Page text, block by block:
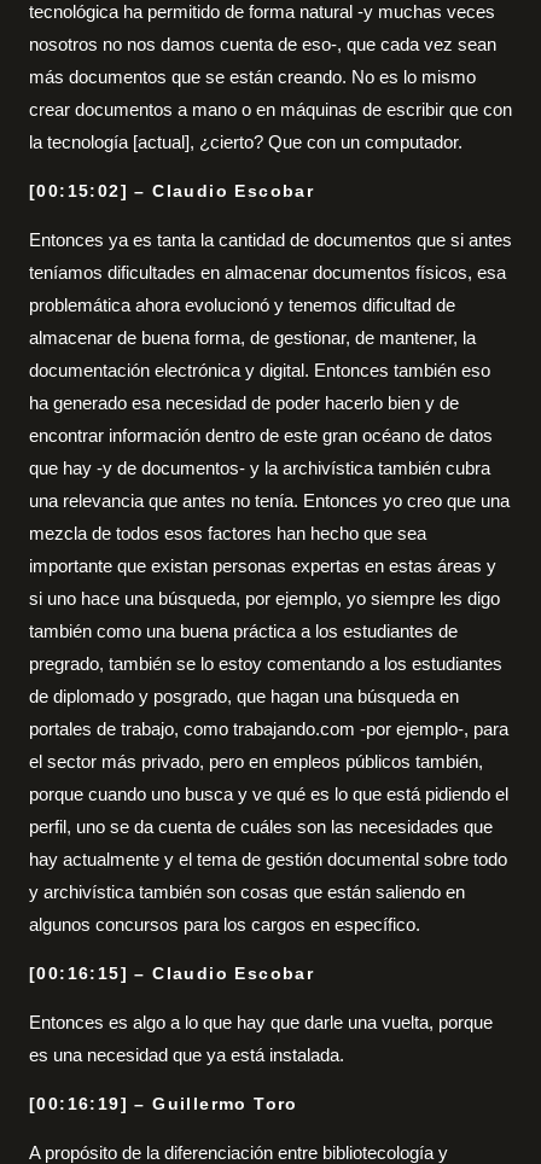
tecnológica ha permitido de forma natural -y muchas veces
nosotros no nos damos cuenta de eso-, que cada vez sean
más documentos que se están creando. No es lo mismo
crear documentos a mano o en máquinas de escribir que con
la tecnología [actual], ¿cierto? Que con un computador.
[00:15:02] – Claudio Escobar
Entonces ya es tanta la cantidad de documentos que si antes
teníamos dificultades en almacenar documentos físicos, esa
problemática ahora evolucionó y tenemos dificultad de
almacenar de buena forma, de gestionar, de mantener, la
documentación electrónica y digital. Entonces también eso
ha generado esa necesidad de poder hacerlo bien y de
encontrar información dentro de este gran océano de datos
que hay -y de documentos- y la archivística también cubra
una relevancia que antes no tenía. Entonces yo creo que una
mezcla de todos esos factores han hecho que sea
importante que existan personas expertas en estas áreas y
si uno hace una búsqueda, por ejemplo, yo siempre les digo
también como una buena práctica a los estudiantes de
pregrado, también se lo estoy comentando a los estudiantes
de diplomado y posgrado, que hagan una búsqueda en
portales de trabajo, como trabajando.com -por ejemplo-, para
el sector más privado, pero en empleos públicos también,
porque cuando uno busca y ve qué es lo que está pidiendo el
perfil, uno se da cuenta de cuáles son las necesidades que
hay actualmente y el tema de gestión documental sobre todo
y archivística también son cosas que están saliendo en
algunos concursos para los cargos en específico.
[00:16:15] – Claudio Escobar
Entonces es algo a lo que hay que darle una vuelta, porque
es una necesidad que ya está instalada.
[00:16:19] – Guillermo Toro
A propósito de la diferenciación entre bibliotecología y